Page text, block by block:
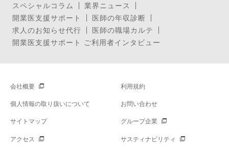
スペシャルコラム
業界ニュース
開業医支援サポート
医師の年収診断
求人のお知らせ代行
医師の職場カルテ
開業医支援サポート ご利用者インタビュー
会社概要 利用規約
個人情報の取り扱いについて お問い合わせ
サイトマップ グループ企業
アクセス サスティナビリティ